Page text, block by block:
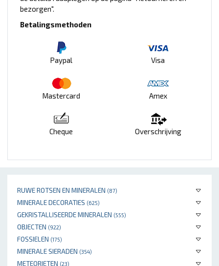
RUWE ROTSEN EN MINERALEN (87)
MINERALE DECORATIES (625)
GEKRISTALLISEERDE MINERALEN (555)
OBJECTEN (922)
FOSSIELEN (175)
MINERALE SIERADEN (354)
METEORIETEN (23)
bezorgen".
Betalingsmethoden
Paypal Visa
Mastercard Amex
Cheque Overschrijving